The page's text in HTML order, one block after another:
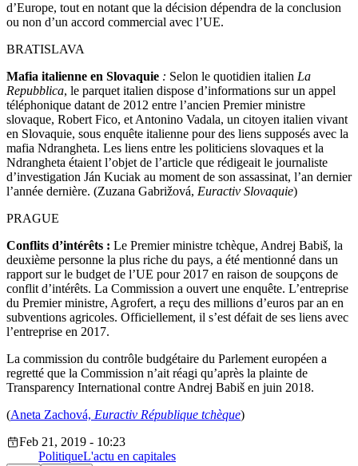
d’Europe, tout en notant que la décision dépendra de la conclusion
ou non d’un accord commercial avec l’UE.
BRATISLAVA
Mafia italienne en Slovaquie : Selon le quotidien italien La
Repubblica, le parquet italien dispose d’informations sur un appel
téléphonique datant de 2012 entre l’ancien Premier ministre
slovaque, Robert Fico, et Antonino Vadala, un citoyen italien vivant
en Slovaquie, sous enquête italienne pour des liens supposés avec la
mafia Ndrangheta. Les liens entre les politiciens slovaques et la
Ndrangheta étaient l’objet de l’article que rédigeait le journaliste
d’investigation Ján Kuciak au moment de son assassinat, l’an dernier
l’année dernière. (Zuzana Gabrižová, Euractiv Slovaquie)
PRAGUE
Conflits d’intérêts : Le Premier ministre tchèque, Andrej Babiš, la
deuxième personne la plus riche du pays, a été mentionné dans un
rapport sur le budget de l’UE pour 2017 en raison de soupçons de
conflit d’intérêts. La Commission a ouvert une enquête. L’entreprise
du Premier ministre, Agrofert, a reçu des millions d’euros par an en
subventions agricoles. Officiellement, il s’est défait de ses liens avec
l’entreprise en 2017.
La commission du contrôle budgétaire du Parlement européen a
regretté que la Commission n’ait réagi qu’après la plainte de
Transparency International contre Andrej Babiš en juin 2018.
(Aneta Zachová, Euractiv République tchèque)
Feb 21, 2019 - 10:23
PolitiqueL'actu en capitales